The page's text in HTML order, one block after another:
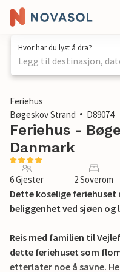
Hvor har du lyst å dra?
Legg til destinasjon,
1 / 12
Feriehus
Bøgeskov Strand
D89074
Feriehus -
Danmark
6 Gjester 2 Soverom
Dette koselige
beliggenhet ved sjøen
Reis med familien til
dette feriehuset som
etterlater noe å savne.